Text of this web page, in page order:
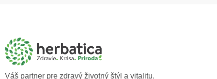
Váš partner pre zdravý životný štýl a vitalitu.